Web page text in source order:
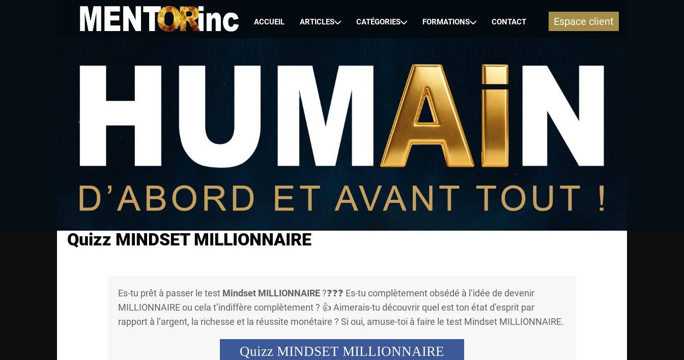
ACCUEIL ARTICLES CATÉGORIES FORMATIONS CONTACT Espace client
Quizz MINDSET MILLIONNAIRE
Es-tu prêt à passer le test Mindset MILLIONNAIRE? ​❓❓❓ Es-tu complètement obsédé à l’idée de devenir
MILLIONNAIRE ou cela t’indiffère complètement ? 👍 Aimerais-tu découvrir quel est ton état d’esprit par
rapport à l’argent, la richesse et la réussite monétaire ? Si oui, amuse-toi à faire le test Mindset MILLIONNAIRE.
Quizz MINDSET MILLIONNAIRE